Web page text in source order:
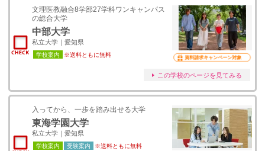
文理医教融合8学部27学科ワンキャンパス
の総合大学
中部大学
私立大学｜愛知県
学校案内 ※送料ともに無料 資料請求キャンペーン対象
この学校のページを見てみる
入ってから、一歩を踏み出せる大学
東海学園大学
私立大学｜愛知県
学校案内 受験案内 ※送料ともに無料